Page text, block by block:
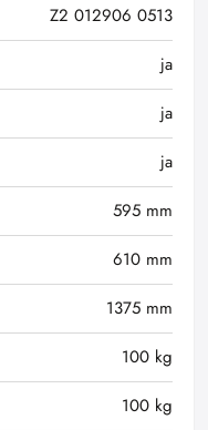
Z2 012906 0513
ja
ja
ja
595 mm
610 mm
1375 mm
100 kg
100 kg